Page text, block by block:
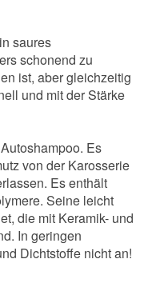
saures
schonend zu
ist, aber gleichzeitig
und mit der Stärke
Es
von der Karosserie
Es enthält
Seine leicht
die mit Keramik- und
In geringen
Dichtstoffe nicht an!